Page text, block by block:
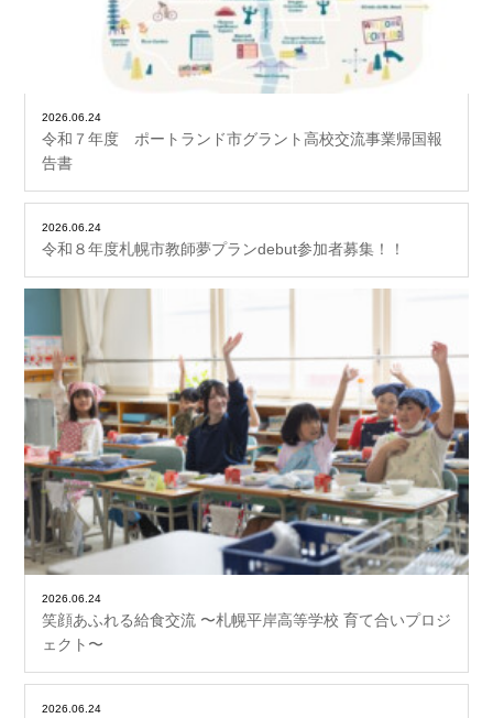
2026.06.24
令和７年度 ポートランド市グラント高校交流事業帰国報
告書
2026.06.24
令和８年度札幌市教師夢プランdebut参加者募集！！
2026.06.24
笑顔あふれる給食交流 〜札幌平岸高等学校 育て合いプロジ
ェクト〜
2026.06.24